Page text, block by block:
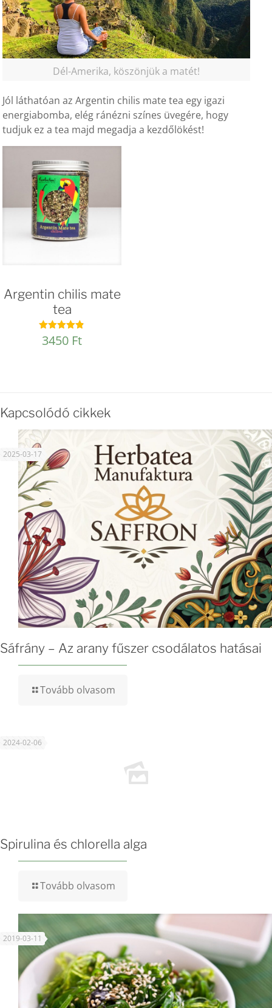
Dél-Amerika, köszönjük a matét!
Jól láthatóan az Argentin chilis mate tea egy igazi
energiabomba, elég ránézni színes üvegére, hogy
tudjuk ez a tea majd megadja a kezdőlökést!
Argentin chilis mate
tea
Értékelés:
4.80
3450 Ft
Kapcsolódó cikkek
2025-03-17
Sáfrány – Az arany fűszer csodálatos hatásai
Tovább olvasom
2024-02-06
Spirulina és chlorella alga
Tovább olvasom
2019-03-11